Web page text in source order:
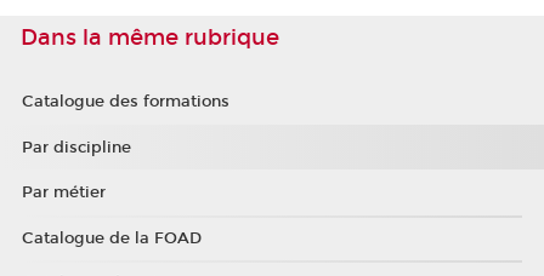
Dans la même rubrique
Catalogue des formations
Par discipline
Par métier
Catalogue de la FOAD